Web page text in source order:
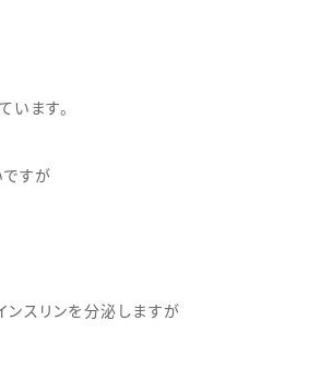
ます。
すが
スリンを分泌しますが